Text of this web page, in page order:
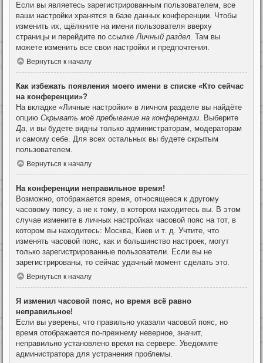
Если вы являетесь зарегистрированным пользователем, все
ваши настройки хранятся в базе данных конференции. Чтобы
изменить их, щёлкните на имени пользователя вверху
страницы и перейдите по ссылкеЛичный раздел. Там вы
можете изменить все свои настройки и предпочтения.
Вернуться к началу
Как избежать появления моего имени в списке «Кто сейчас
на конференции»?
На вкладке «Личные настройки» в личном разделе вы найдёте
опцию Скрывать моё пребывание на конференции. Выберите
Да, и вы будете видны только администраторам, модераторам
и самому себе. Для всех остальных вы будете скрытым
пользователем.
Вернуться к началу
На конференции неправильное время!
Возможно, отображается время, относящееся к другому
часовому поясу, а не к тому, в котором находитесь вы. В этом
случае измените в личных настройках часовой пояс на тот, в
котором вы находитесь: Москва, Киев и т. д. Учтите, что
изменять часовой пояс, как и большинство настроек, могут
только зарегистрированные пользователи. Если вы не
зарегистрированы, то сейчас удачный момент сделать это.
Вернуться к началу
Я изменил часовой пояс, но время всё равно
неправильное!
Если вы уверены, что правильно указали часовой пояс, но
время отображается по-прежнему неверное, значит,
неправильно установлено время на сервере. Уведомите
администратора для устранения проблемы.